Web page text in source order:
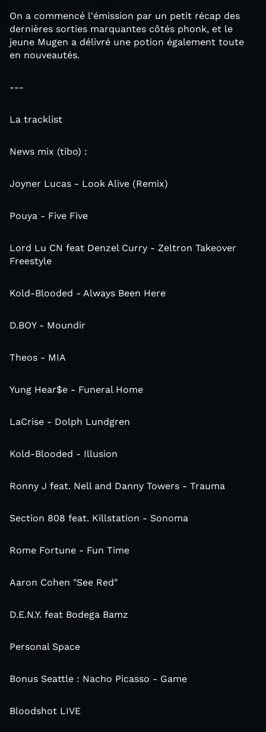
On a commencé l'émission par un petit récap des
dernières sorties marquantes côtés phonk, et le
jeune Mugen a délivré une potion également toute
en nouveautés.
---
La tracklist
News mix (tibo) :
Joyner Lucas - Look Alive (Remix)
Pouya - Five Five
Lord Lu CN feat Denzel Curry - Zeltron Takeover
Freestyle
Kold-Blooded - Always Been Here
D.BOY - Moundir
Theos - MIA
Yung Hear$e - Funeral Home
LaCrise - Dolph Lundgren
Kold-Blooded - Illusion
Ronny J feat. Nell and Danny Towers - Trauma
Section 808 feat. Killstation - Sonoma
Rome Fortune - Fun Time
Aaron Cohen "See Red"
D.E.N.Y. feat Bodega Bamz
Personal Space
Bonus Seattle : Nacho Picasso - Game
Bloodshot LIVE